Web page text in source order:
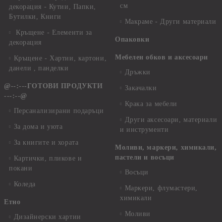
декорация - Кутии, Папки,
Бутилки, Книги
Кръщене - Елементи за
декорация
Кръщене - Хартии, картони,
данели , панделки
@--:---ГОТОВИ ПРОДУКТИ
---:--@
Персанализирани подаръци
За дома и уюта
За книгите и хората
Картички, пликове и
покани
Коледа
Етно
Дизайнерски хартии
см
Макраме - Други материали
Опаковки
Мебелен обков и аксесоари
Дръжки
Закачалки
Крака за мебели
Други аксесоари, материали
и инструменти
Моливи, маркери, химикали,
пастели и восъци
Восъци
Маркери, флумастери,
химикали
Моливи